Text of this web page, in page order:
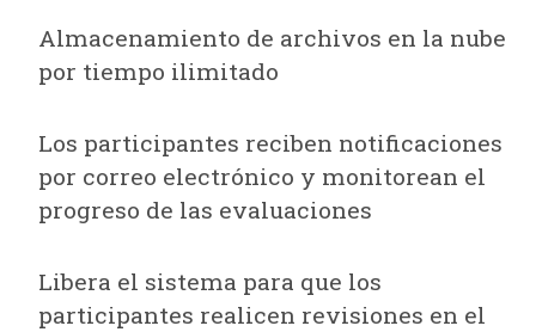
Almacenamiento de archivos en la nube
por tiempo ilimitado
Los participantes reciben notificaciones
por correo electrónico y monitorean el
progreso de las evaluaciones
Libera el sistema para que los
participantes realicen revisiones en el